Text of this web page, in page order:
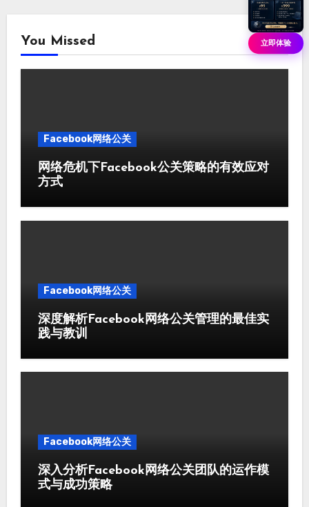
You Missed
Facebook网络公关
网络危机下Facebook公关策略的有效应对
方式
Facebook网络公关
深度解析Facebook网络公关管理的最佳实
践与教训
Facebook网络公关
深入分析Facebook网络公关团队的运作模
式与成功策略
立即体验